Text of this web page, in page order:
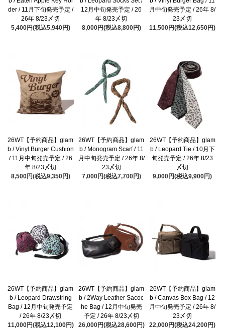
der / 11月下旬発売予定 /
26年 8/23〆切
5,400円(税込5,940円)
12月中旬発売予定 / 26
年 8/23〆切
8,000円(税込8,800円)
月中旬発売予定 / 26年 8/
23〆切
11,500円(税込12,650円)
26WT【予約商品】glam
b / Vinyl Burger Cushion
/ 11月中旬発売予定 / 26
年 8/23〆切
8,500円(税込9,350円)
26WT【予約商品】glam
b / Monogram Scarf / 11
月中旬発売予定 / 26年 8/
23〆切
7,000円(税込7,700円)
26WT【予約商品】glam
b / Leopard Tie / 10月下
旬発売予定 / 26年 8/23
〆切
9,000円(税込9,900円)
26WT【予約商品】glam
b / Leopard Drawstring
Bag / 12月中旬発売予定
/ 26年 8/23〆切
11,000円(税込12,100円)
26WT【予約商品】glam
b / 2Way Leather Sacoc
he Bag / 12月中旬発売
予定 / 26年 8/23〆切
26,000円(税込28,600円)
26WT【予約商品】glam
b / Canvas Box Bag / 12
月中旬発売予定 / 26年 8/
23〆切
22,000円(税込24,200円)